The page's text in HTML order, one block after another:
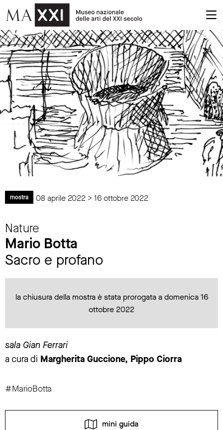
mostra 08 aprile 2022 > 16 ottobre 2022
Nature
Mario Botta
Sacro e profano
la chiusura della mostra è stata prorogata a domenica 16
ottobre 2022
sala Gian Ferrari
a cura di Margherita Guccione, Pippo Ciorra
#MarioBotta
mini guida